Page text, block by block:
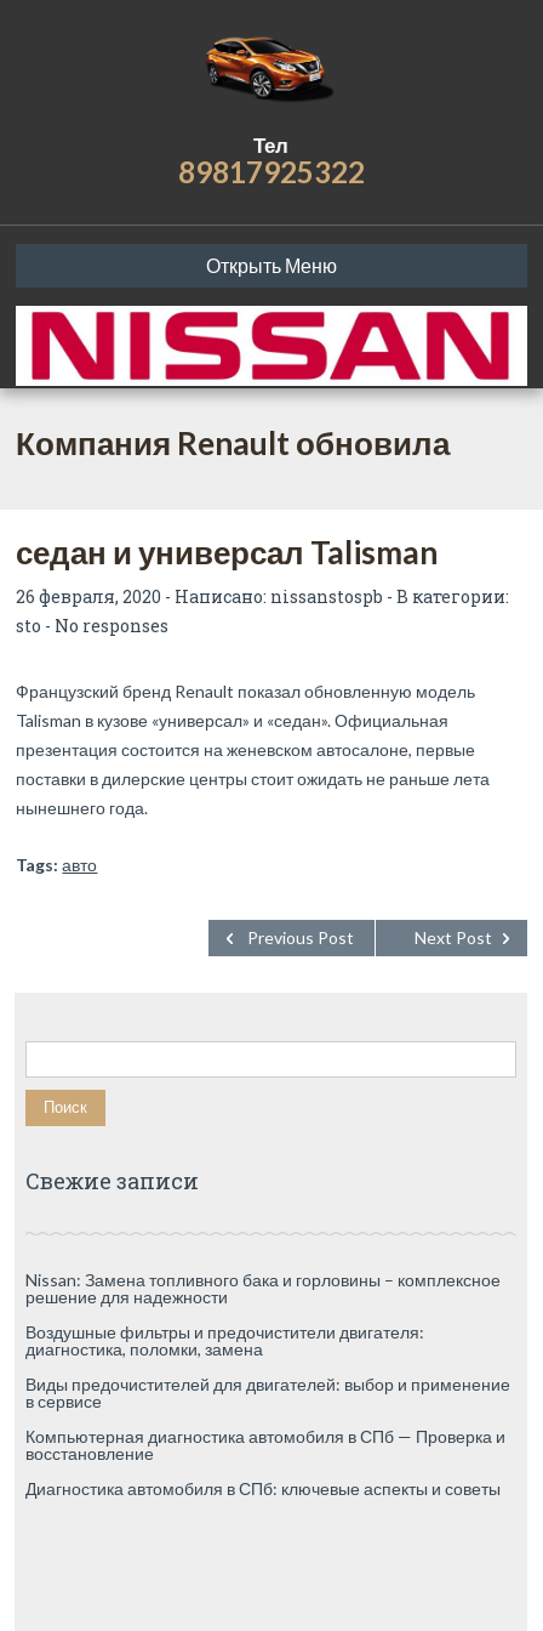
Тел
89817925322
Открыть Меню
Компания Renault обновила
седан и универсал Talisman
26 февраля, 2020 - Написано: nissanstospb - В категории:
sto - No responses
Французский бренд Renault показал обновленную модель
Talisman в кузове «универсал» и «седан». Официальная
презентация состоится на женевском автосалоне, первые
поставки в дилерские центры стоит ожидать не раньше лета
нынешнего года.
Tags: авто
Next Post
Previous Post
Найти:
Свежие записи
Nissan: Замена топливного бака и горловины – комплексное
решение для надежности
Воздушные фильтры и предочистители двигателя:
диагностика, поломки, замена
Виды предочистителей для двигателей: выбор и применение
в сервисе
Компьютерная диагностика автомобиля в СПб — Проверка и
восстановление
Диагностика автомобиля в СПб: ключевые аспекты и советы